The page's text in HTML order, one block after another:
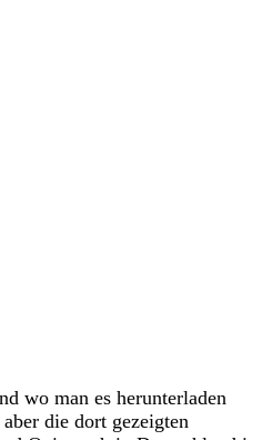
wo man es herunterladen
die dort gezeigten